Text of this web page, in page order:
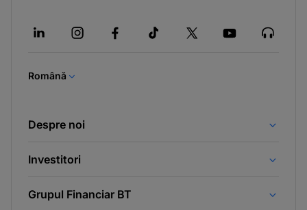
a
Română
Despre noi
Investitori
Grupul Financiar BT